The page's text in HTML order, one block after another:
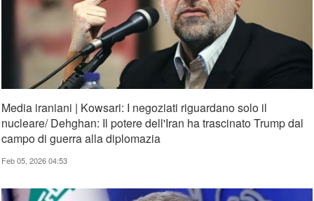
Media iraniani | Kowsari: I negoziati riguardano solo il
nucleare/ Dehghan: Il potere dell'Iran ha trascinato Trump dal
campo di guerra alla diplomazia
Feb 05, 2026 04:53